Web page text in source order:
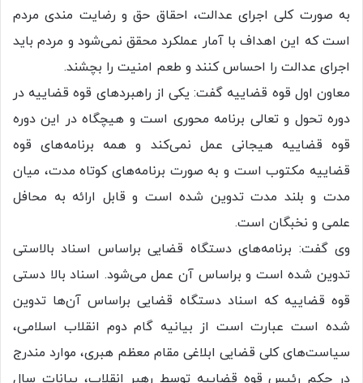
به صورت کلی اجرای عدالت، احقاق حق و رضایت مندی مردم
است که این اهداف با آمار عملکرد محقق نمی‌شود و مردم باید
اجرای عدالت را احساس کنند و طعم امنیت را بچشند.
معاون اول قوه قضاییه گفت: یکی از راهبرد‌های قوه قضاییه در
دوره تحول و تعالی برنامه محوری است و هیچگاه در این دوره
قوه قضاییه هیجانی عمل نمی‌کند و همه برنامه‌های قوه
قضاییه مکتوب است و به صورت برنامه‌های کوتاه مدت، میان
مدت و بلند مدت تدوین شده است و قابل ارائه به محافل
علمی و نخبگان است.
وی گفت: برنامه‌های دستگاه قضایی براساس اسناد بالاستی
تدوین شده است و براساس آن عمل می‌شود. اسناد بالا دستی
قوه قضاییه که اسناد دستگاه قضایی براساس آن‌ها تدوین
شده است عبارت است از بیانیه گام دوم انقلاب اسلامی،
سیاست‌های کلی قضایی ابلاغی مقام معظم هبری، موارد مندرج
در حکم رئیس قوه قضاییه توسط رهبر انقلاب، بیانات سال